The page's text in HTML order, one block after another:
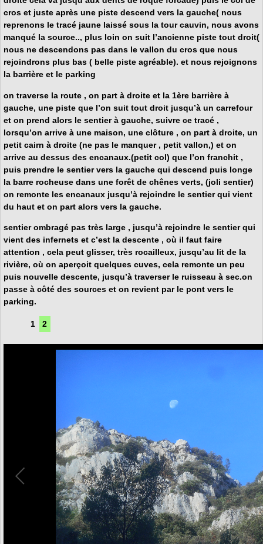
cros et juste après une piste descend vers la gauche( nous
reprenons le tracé jaune laissé sous la tour cauvin, nous avons
manqué la source.., plus loin on suit l’ancienne piste tout droit(
nous ne descendons pas dans le vallon du cros que nous
rejoindrons plus bas ( belle piste agréable). et nous rejoignons
la barrière et le parking
on traverse la route , on part à droite et la 1ère barrière à
gauche, une piste que l’on suit tout droit jusqu’à un carrefour
et on prend alors le sentier à gauche, suivre ce tracé ,
lorsqu’on arrive à une maison, une clôture , on part à droite, un
petit cairn à droite (ne pas le manquer , petit vallon,) et on
arrive au dessus des encanaux.(petit col) que l’on franchit ,
puis prendre le sentier vers la gauche qui descend puis longe
la barre rocheuse dans une forêt de chênes verts, (joli sentier)
on remonte les encanaux jusqu’à rejoindre le sentier qui vient
du haut et on part alors vers la gauche.
sentier ombragé pas très large , jusqu’à rejoindre le sentier qui
vient des infernets et c’est la descente , où il faut faire
attention , cela peut glisser, très rocailleux, jusqu’au lit de la
rivière, où on aperçoit quelques cuves, cela remonte un peu
puis nouvelle descente, jusqu’à traverser le ruisseau à sec.on
passe à côté des sources et on revient par le pont vers le
parking.
1 2